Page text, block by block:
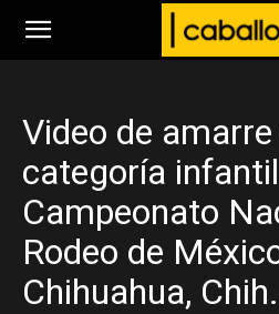
www.caballo.tv
Video de
categoría
Campeonato
Rodeo de
Chihuahua, Chih.